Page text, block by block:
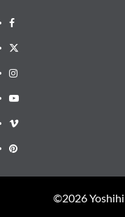
Facebook
X
Instagram
Youtube
Vimeo
Pinterest
©︎2026